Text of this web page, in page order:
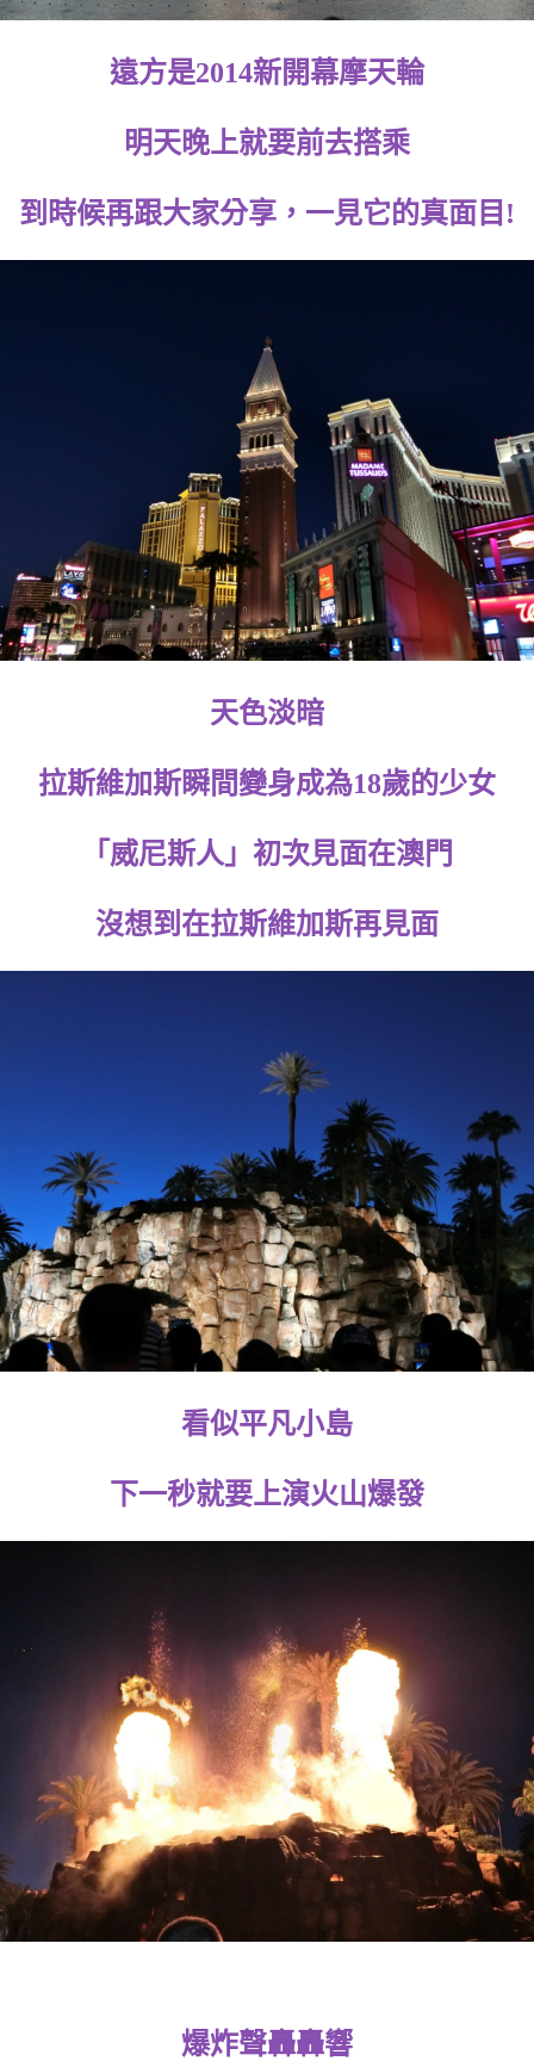
遠方是2014新開幕摩天輪
明天晚上就要前去搭乘
到時候再跟大家分享，一見它的真面目!
天色淡暗
拉斯維加斯瞬間變身成為18歲的少女
「威尼斯人」初次見面在澳門
沒想到在拉斯維加斯再見面
看似平凡小島
下一秒就要上演火山爆發
爆炸聲轟轟響